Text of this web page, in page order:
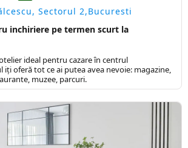
Sectorul 2,Bucuresti
inchiriere pe termen scurt la
ideal pentru cazare în centrul
iți oferă tot ce ai putea avea nevoie: magazine,
muzee, parcuri.